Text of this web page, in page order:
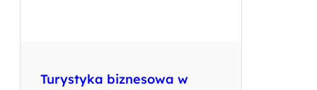
Turystyka biznesowa w